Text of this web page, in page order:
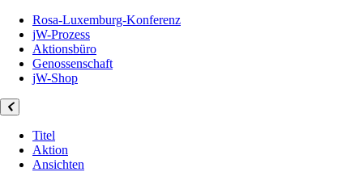
Rosa-Luxemburg-Konferenz
jW-Prozess
Aktionsbüro
Genossenschaft
jW-Shop
Titel
Aktion
Ansichten